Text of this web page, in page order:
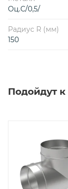
Оц.С/0,5/
Радиус R (мм)
150
Подойдут к